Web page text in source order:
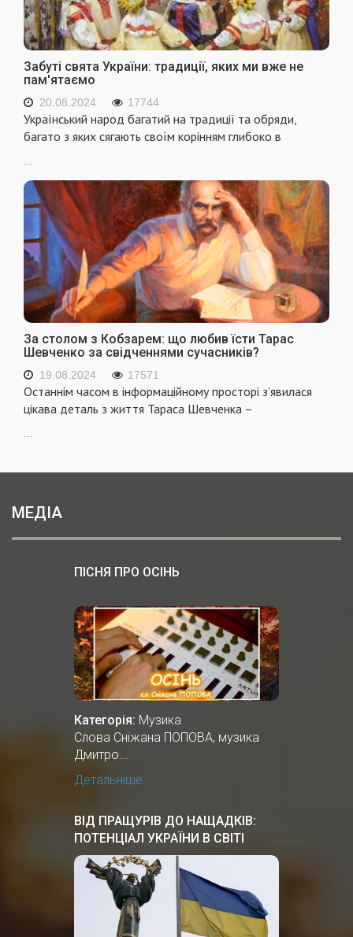
Забуті свята України: традиції, яких ми вже не
пам'ятаємо
20.08.2024 17744
Український народ багатий на традиції та обряди,
багато з яких сягають своїм корінням глибоко в
...
За столом з Кобзарем: що любив їсти Тарас
Шевченко за свідченнями сучасників?
19.08.2024 17571
Останнім часом в інформаційному просторі з’явилася
цікава деталь з життя Тараса Шевченка –
МЕДІА
ПІСНЯ ПРО ОСІНЬ
Категорія: Музика
Cлова Сніжана ПОПОВА, музика
Дмитро...
Детальніше...
ВІД ПРАЩУРІВ ДО НАЩАДКІВ:
ПОТЕНЦІАЛ УКРАЇНИ В СВІТІ